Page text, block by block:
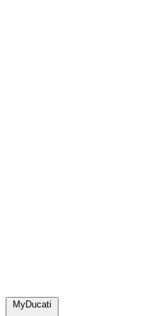
MyDucati